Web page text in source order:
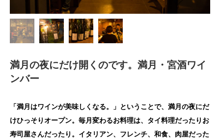
満月の夜にだけ開くのです。満月・宮酒ワイ
ンバー
「満月はワインが美味しくなる。」ということで、満月の夜にだ
けひっそりオープン。毎月変わるお料理は、タイ料理だったりお
寿司屋さんだったり。イタリアン、フレンチ、和食、肉屋だった